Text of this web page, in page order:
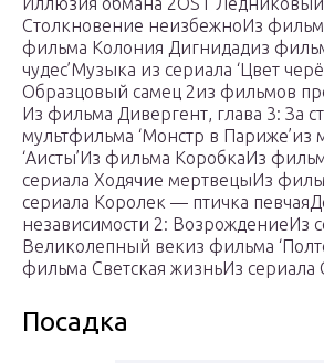
Столкновение неизбежноИз
фильма Колония Дигнидадиз
чудес’Музыка из сериала ‘Цвет
Образцовый самец 2из фильмов
Из фильма Дивергент, глава 3: За
мультфильма ‘Монстр в Париже’из
‘Аисты’Из фильма КоробкаИз
сериала Ходячие мертвецыИз
сериала Королек — птичка
независимости 2: ВозрождениеИз
Великолепный векиз фильма
фильма Светская жизньИз
Посадка